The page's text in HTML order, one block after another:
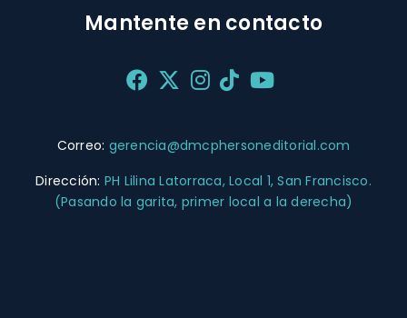
Mantente en contacto
Correo: gerencia@dmcphersoneditorial.com
Dirección: PH Lilina Latorraca, Local 1, San Francisco.
(Pasando la garita, primer local a la derecha)